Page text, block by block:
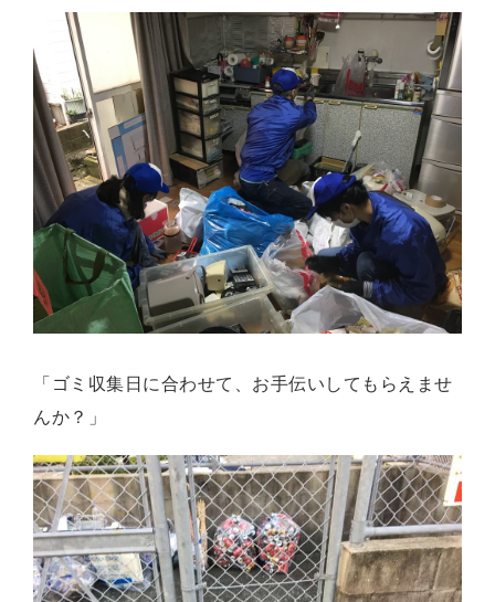
「ゴミ収集日に合わせて、お手伝いしてもらえませ
んか？」